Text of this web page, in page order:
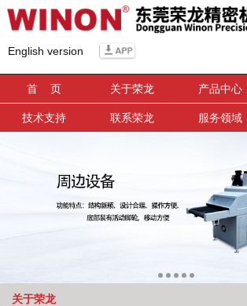
English version
首 页 关于荣龙 产品中心
技术支持 联系荣龙 服务领域
关于荣龙
信息搜索